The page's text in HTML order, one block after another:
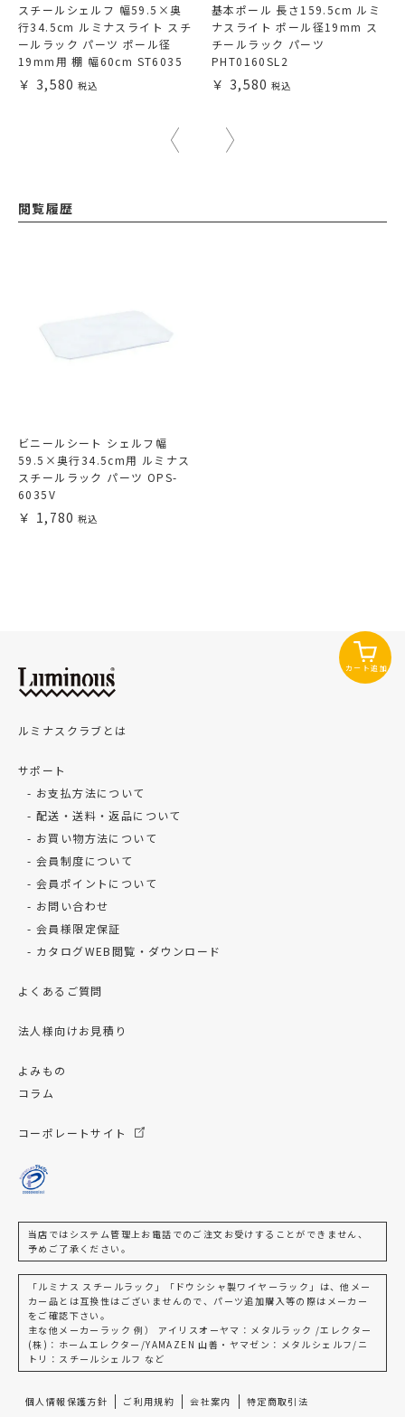
スチールシェルフ 幅59.5×奥
行34.5cm ルミナスライト スチ
ールラック パーツ ポール径
19mm用 棚 幅60cm ST6035
3,580
基本ポール 長さ159.5cm ルミ
ナスライト ポール径19mm ス
チールラック パーツ
PHT0160SL2
3,580
閲覧履歴
ビニールシート シェルフ幅
59.5×奥行34.5cm用 ルミナス
スチールラック パーツ OPS-
6035V
1,780
カート追加
ルミナスクラブとは
サポート
お支払方法について
配送・送料・返品について
お買い物方法について
会員制度について
会員ポイントについて
お問い合わせ
会員様限定保証
カタログWEB閲覧・ダウンロード
よくあるご質問
法人様向けお見積り
よみもの
コラム
コーポレートサイト
当店ではシステム管理上お電話でのご注文お受けすることができません、
予めご了承ください。
「ルミナス スチールラック」「ドウシシャ製ワイヤーラック」は、他メー
カー品とは互換性はございませんので、パーツ追加購入等の際はメーカー
をご確認下さい。
主な他メーカーラック 例） アイリスオーヤマ：メタルラック /エレクター
(株)：ホームエレクター/YAMAZEN 山善・ヤマゼン：メタルシェルフ/ニ
トリ：スチールシェルフ など
個人情報保護方針 ご利用規約 会社案内 特定商取引法